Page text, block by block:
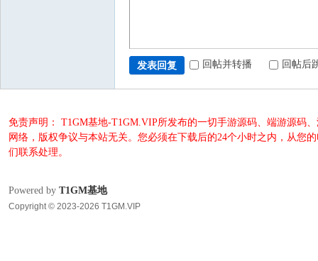
发表回复 回帖并转播 回帖后
免责声明： T1GM基地-T1GM.VIP所发布的一切手游源码、端游源码
网络，版权争议与本站无关。您必须在下载后的24个小时之内，从您
们联系处理。
Powered by T1GM基地
Copyright © 2023-2026 T1GM.VIP